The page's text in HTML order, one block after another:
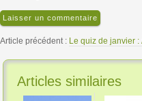
Article précédent : Le quiz de janvier :
Articles similaires